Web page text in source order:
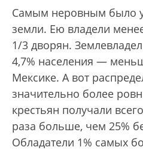
Самым неровным было
земли. Ею владели
1/3 дворян.
4,7% населения —
Мексике. А вот
значительно более
крестьян получали
раза больше, чем 25%
Обладатели 1% самых